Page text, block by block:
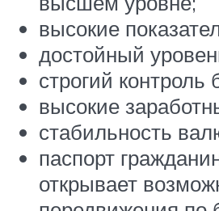
высокие
достойный
строгий контроль
высокие
стабильность
паспорт
открывает